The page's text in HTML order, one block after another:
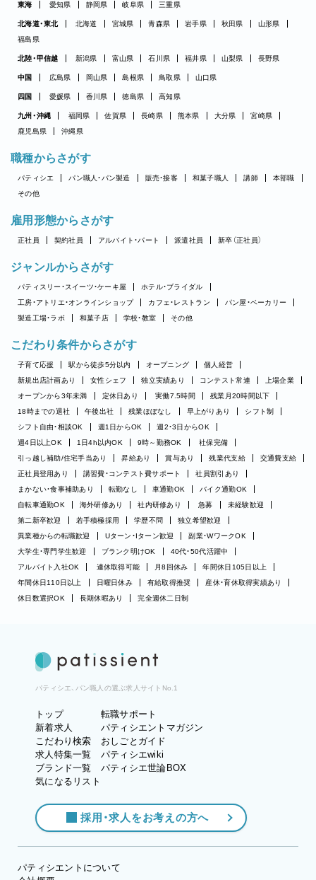
東海 愛知県 静岡県 岐阜県 三重県
北海道・東北 北海道 宮城県 青森県 岩手県 秋田県
山形県
福島県
北陸・甲信越 新潟県 富山県 石川県 福井県 山梨県 長野県
中国 広島県 岡山県 島根県 鳥取県 山口県
四国 愛媛県 香川県 徳島県 高知県
九州・沖縄 福岡県 佐賀県 長崎県 熊本県 大分県
宮崎県
鹿児島県
沖縄県
職種からさがす
パティシエ パン職人・パン製造 販売・接客 和菓子職人 講師
本部職
その他
雇用形態からさがす
正社員 契約社員 アルバイト・パート 派遣社員 新卒（正社員）
ジャンルからさがす
パティスリー・スイーツ・ケーキ屋
ホテル・ブライダル
工房・アトリエ・オンラインショップ
カフェ・レストラン
パン屋・ベーカリー
製造工場・ラボ
和菓子店 学校・教室 その他
こだわり条件からさがす
子育て応援 駅から徒歩5分以内 オープニング
個人経営
新規出店計画あり
女性シェフ 独立実績あり コンテスト常連
上場企業
オープンから3年未満
定休日あり 実働7.5時間
残業月20時間以下
18時までの退社
午後出社 残業ほぼなし 早上がりあり
シフト制
シフト自由・相談OK
週1日からOK
週2・3日からOK
週4日以上OK
1日4h以内OK 9時～勤務OK
社保完備
引っ越し補助/住宅手当あり
昇給あり 賞与あり 残業代支給
交通費支給
正社員登用あり
講習費・コンテスト費サポート
社員割引あり
まかない・食事補助あり
転勤なし 車通勤OK
バイク通勤OK
自転車通勤OK
海外研修あり 社内研修あり 急募
未経験歓迎
第二新卒歓迎
若手積極採用 学歴不問
独立希望歓迎
異業種からの転職歓迎
Uターン・Iターン歓迎
副業・WワークOK
大学生・専門学生歓迎
ブランク明けOK
40代・50代活躍中
アルバイト入社OK
連休取得可能 月8回休み
年間休日105日以上
年間休日110日以上
日曜日休み 有給取得推奨
産休・育休取得実績あり
休日数選択OK
長期休暇あり 完全週休二日制
パティシエ、パン職人の選ぶ求人サイトNo.1
トップ
新着求人
こだわり検索
求人特集一覧
ブランド一覧
気になるリスト
転職サポート
パティシエントマガジン
おしごとガイド
パティシエwiki
パティシエ世論BOX
採用・求人をお考えの方へ
パティシエントについて